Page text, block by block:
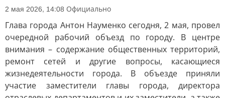
2 мая 2026, 14:08 Официально
Глава города Антон Науменко сегодня, 2 мая, провел
очередной рабочий объезд по городу. В центре
внимания – содержание общественных территорий,
ремонт сетей и другие вопросы, касающиеся
жизнедеятельности города. В объезде приняли
участие заместители главы города, директора